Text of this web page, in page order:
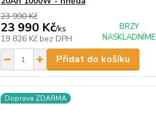
23 990 Kč
23 990 Kč/ks
19 826 Kč bez DPH
BRZY
NASKLADNÍME
Přidat do košíku
Doprava ZDARMA